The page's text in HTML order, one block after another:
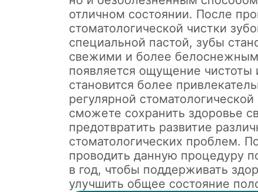
отличном состоянии. После
стоматологической чистки
специальной пастой, зубы
свежими и более
появляется ощущение чистоты
становится более
регулярной
сможете сохранить здоровье
предотвратить развитие
стоматологических проблем.
проводить данную процедуру
в год, чтобы поддерживать
улучшить общее состояние